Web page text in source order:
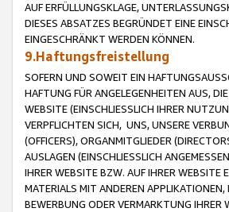
AUF ERFÜLLUNGSKLAGE,
DIESES ABSATZES BEGRÜNDET EINE
EINGESCHRÄNKT WERDEN KÖNNEN.
9.Haftungsfreistellung
SOFERN UND SOWEIT EIN
HAFTUNG FÜR ANGELEGENHEITEN AUS,
WEBSITE (EINSCHLIESSLICH IHRER
VERPFLICHTEN SICH, UNS, UNSERE
(OFFICERS), ORGANMITGLIEDER
AUSLAGEN (EINSCHLIESSLICH
IHRER WEBSITE BZW. AUF IHRER WEBSITE
MATERIALS MIT ANDEREN
BEWERBUNG ODER VERMARKTUNG IHRER